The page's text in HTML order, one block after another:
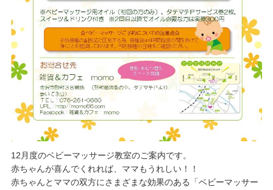
12月度のベビーマッサージ教室のご案内です。
赤ちゃんが喜んでくれれば、ママもうれしい！！
赤ちゃんとママの双方にさまざまな効果のある「ベビーマッサー